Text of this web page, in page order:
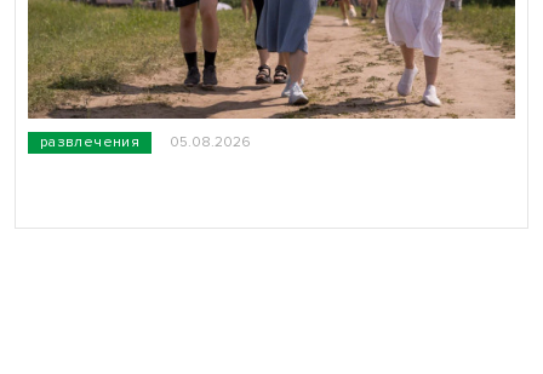
развлечения 05.08.2026